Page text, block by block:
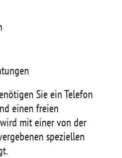
Sie ein Telefon
einen freien
mit einer von der
speziellen